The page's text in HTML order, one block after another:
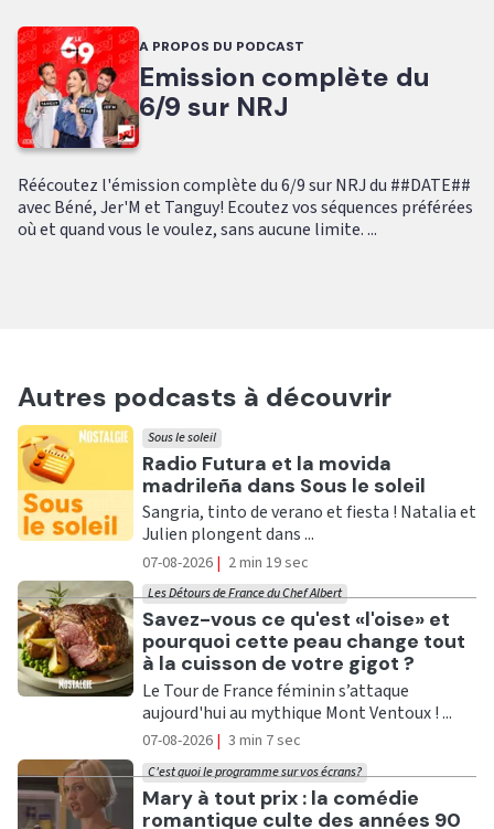
A PROPOS DU PODCAST
Emission complète du
6/9 sur NRJ
Réécoutez l'émission complète du 6/9 sur NRJ du ##DATE##
avec Béné, Jer'M et Tanguy! Ecoutez vos séquences préférées
où et quand vous le voulez, sans aucune limite. ...
Autres podcasts à découvrir
Ecouter
Radio Futura et la movida
madrileña dans Sous le soleil
Sous le soleil
Sangria, tinto de verano et fiesta ! Natalia et
Julien plongent dans ...
07-08-2026 | 2 min 19 sec
Ecouter
Savez-vous ce qu'est «l'oise» et
pourquoi cette peau change tout
à la cuisson de votre gigot ?
Les Détours de France du Chef Albert
Le Tour de France féminin s’attaque
aujourd'hui au mythique Mont Ventoux ! ...
07-08-2026 | 3 min 7 sec
Ecouter
Mary à tout prix : la comédie
romantique culte des années 90
C'est quoi le programme sur vos écrans?